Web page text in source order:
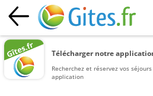
Télécharger notre
Recherchez et réservez vos
application